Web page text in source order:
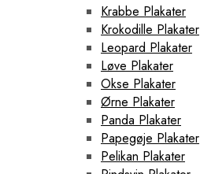
Krabbe Plakater
Krokodille Plakater
Leopard Plakater
Løve Plakater
Okse Plakater
Ørne Plakater
Panda Plakater
Papegøje Plakater
Pelikan Plakater